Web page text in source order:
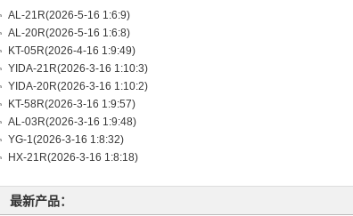
AL-21R(2026-5-16 1:6:9)
AL-20R(2026-5-16 1:6:8)
KT-05R(2026-4-16 1:9:49)
YIDA-21R(2026-3-16 1:10:3)
YIDA-20R(2026-3-16 1:10:2)
KT-58R(2026-3-16 1:9:57)
AL-03R(2026-3-16 1:9:48)
YG-1(2026-3-16 1:8:32)
HX-21R(2026-3-16 1:8:18)
最新产品：